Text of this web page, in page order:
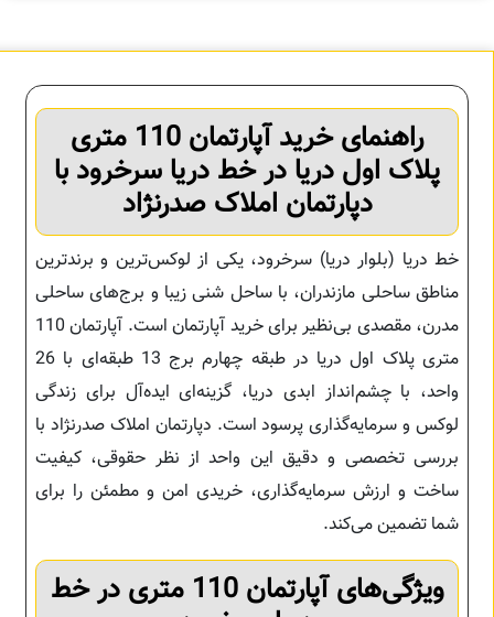
راهنمای خرید آپارتمان 110 متری
پلاک اول دریا در خط دریا سرخرود با
دپارتمان املاک صدرنژاد
خط دریا (بلوار دریا) سرخرود، یکی از لوکس‌ترین و برندترین
مناطق ساحلی مازندران، با ساحل شنی زیبا و برج‌های ساحلی
مدرن، مقصدی بی‌نظیر برای خرید آپارتمان است. آپارتمان 110
متری پلاک اول دریا در طبقه چهارم برج 13 طبقه‌ای با 26
واحد، با چشم‌انداز ابدی دریا، گزینه‌ای ایده‌آل برای زندگی
لوکس و سرمایه‌گذاری پرسود است. دپارتمان املاک صدرنژاد با
بررسی تخصصی و دقیق این واحد از نظر حقوقی، کیفیت
ساخت و ارزش سرمایه‌گذاری، خریدی امن و مطمئن را برای
شما تضمین می‌کند.
ویژگی‌های آپارتمان 110 متری در خط